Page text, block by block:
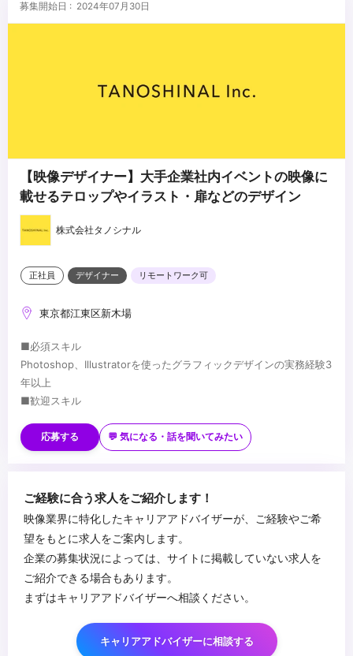
募集開始日 : 2024年07月30日
【映像デザイナー】大手企業社内イベントの映像に
載せるテロップやイラスト・扉などのデザイン
株式会社タノシナル
正社員 デザイナー リモートワーク可
東京都江東区新木場
■必須スキル
Photoshop、Illustratorを使ったグラフィックデザインの実務経験3
年以上
■歓迎スキル
などのデザイン
...
応募する 💬 気になる・話を聞いてみたい
ご経験に合う求人をご紹介します！
映像業界に特化したキャリアアドバイザーが、ご経験やご希
望をもとに求人をご案内します。
企業の募集状況によっては、サイトに掲載していない求人を
ご紹介できる場合もあります。
まずはキャリアアドバイザーへ相談ください。
キャリアアドバイザーに相談する